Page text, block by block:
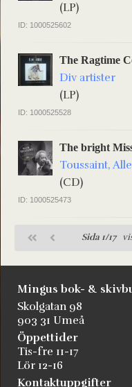
(LP)
ID: 1000525602
The Ragtime
Div artister
(LP)
ID: 1000525528
The bright
Toussaint,
(CD)
ID: 1000525473
Sida 1/17
Mingus bok- &
Skolgatan 98
903 31 Umeå
Öppettider
Tis-fre 11-17
Lör 12-16
Kontaktuppgifter